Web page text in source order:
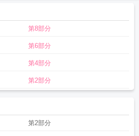
盘龙分身看缠山
第8部分
第6部分
第4部分
第2部分
第2部分